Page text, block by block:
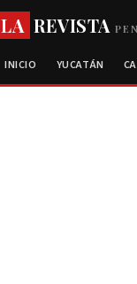
LA REVISTA
INICIO YUCATÁN